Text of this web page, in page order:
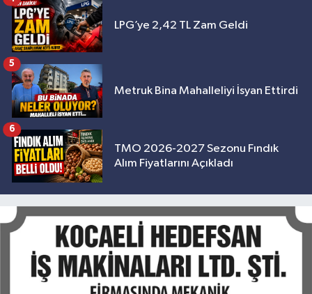
LPG’ye 2,42 TL Zam Geldi
Metruk Bina Mahalleliyi İsyan Ettirdi
5
TMO 2026-2027 Sezonu Fındık
Alım Fiyatlarını Açıkladı
6